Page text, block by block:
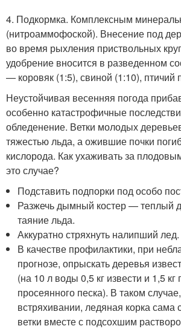
4. Подкормка. Комплексным
(нитроаммофоской). Внесение под
во время рыхления приствольных
удобрение вносится в разведенном
— коровяк (1:5), свиной (1:10), птичий
Неустойчивая весенняя погода
особенно катастрофичные
обледенение. Ветки молодых
тяжестью льда, а ожившие почки
кислорода. Как ухаживать за
это случае?
Подставить подпорки под особо
Разжечь дымный костер — теплый
таяние льда.
Аккуратно стряхнуть налипший лед.
В качестве профилактики, при
прогнозе, опрыскать деревья
(на 10 л воды 0,5 кг извести и 1,5 кг
просеянного песка). В таком
встряхивании, ледяная корка сама
ветки вместе с подсохшим